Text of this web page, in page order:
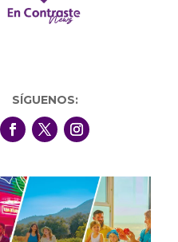
SÍGUENOS: